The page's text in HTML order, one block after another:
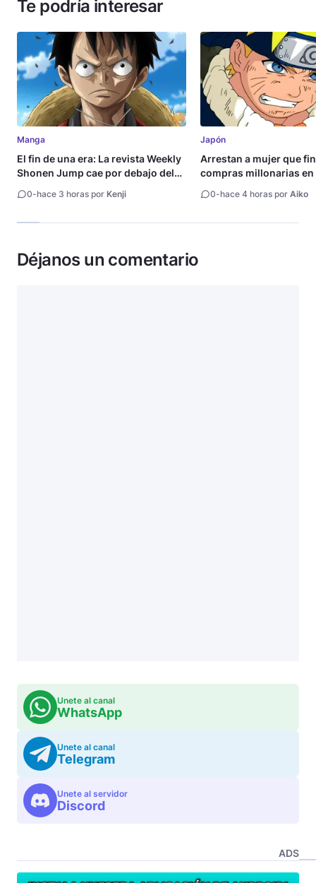
Te podría interesar
Manga
El fin de una era: La revista Weekly
Shonen Jump cae por debajo del
millón de copias
0-hace 3 horas por Kenji
Japón
Arrestan a mujer que
compras millonarias en
Shueisha
0-hace 4 horas por Aiko
Déjanos un comentario
Unete al canal
WhatsApp
Unete al canal
Telegram
Unete al servidor
Discord
ADS